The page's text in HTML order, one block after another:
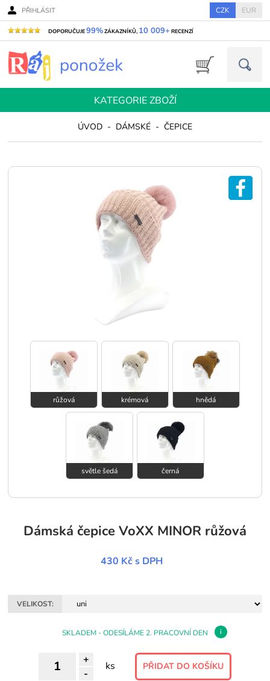
PŘIHLÁSIT CZK EUR
DOPORUČUJE99%ZÁKAZNÍKŮ, 10 009+ RECENZÍ
KATEGORIE ZBOŽÍ
ÚVOD - DÁMSKÉ - ČEPICE
růžová krémová hnědá
světle šedá černá
Dámská čepice VoXX MINOR růžová
430 Kč s DPH
VELIKOST:
SKLADEM - ODESÍLÁME 2. PRACOVNÍ DEN i
+
-
ks